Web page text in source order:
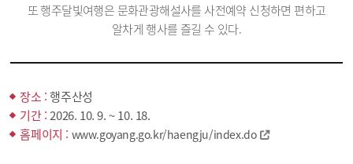
또 행주달빛여행은 문화관광해설사를 사전예약 신청하면 편하고
알차게 행사를 즐길 수 있다.
장소 :행주산성
기간 :2026. 10. 9. ~ 10. 18.
홈페이지 : www.goyang.go.kr/haengju/index.do